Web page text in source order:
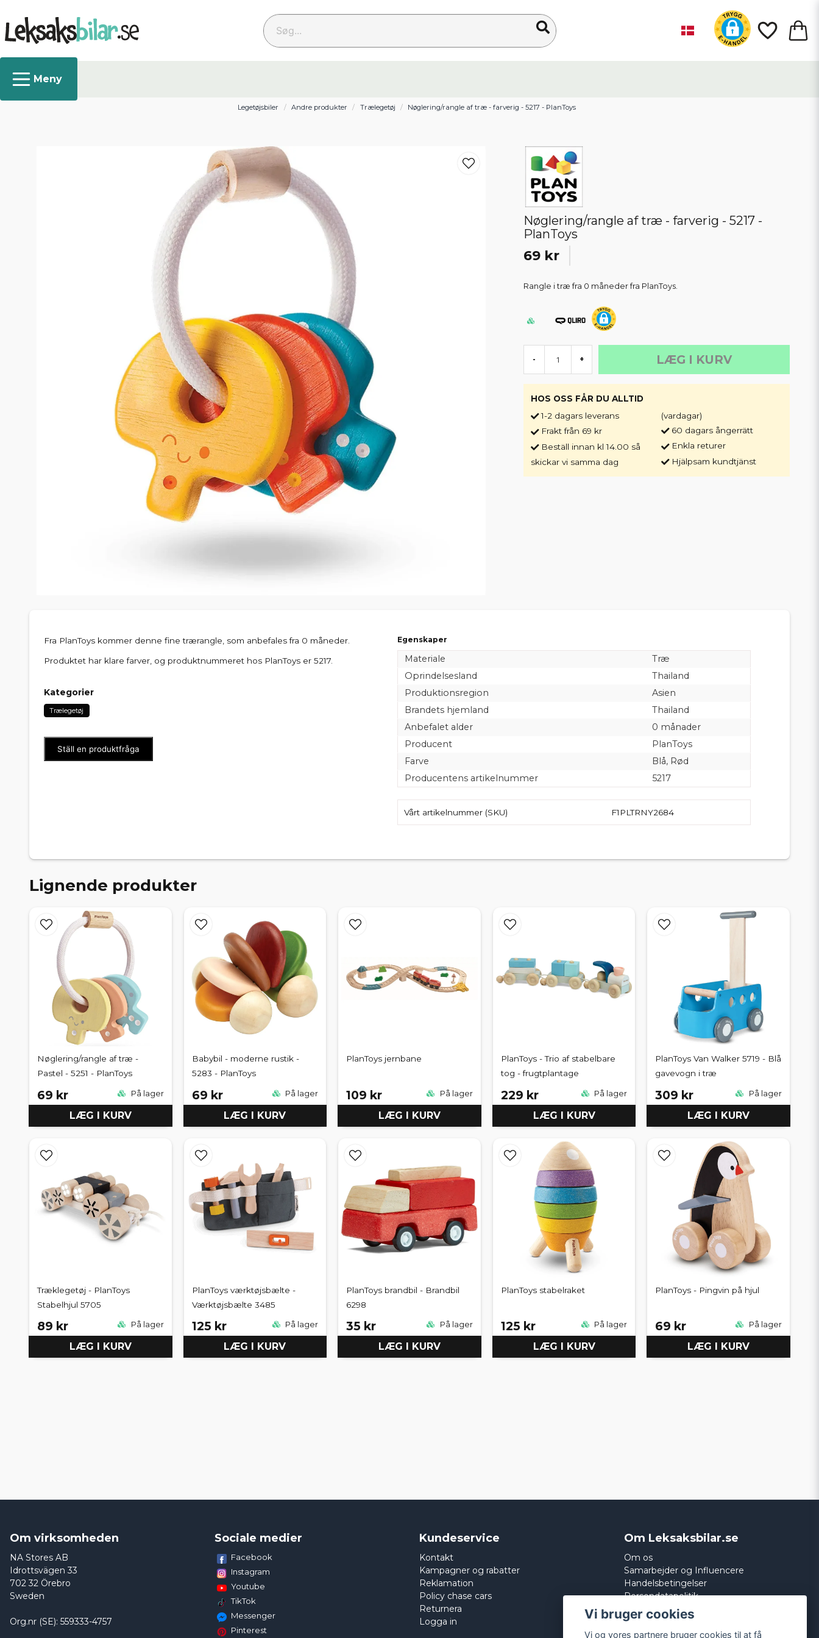
Søg...
Legetøjsbiler Andre produkter Trælegetøj Nøglering/rangle af træ - farverig - 5217 - PlanToys
Nøglering/rangle af træ - farverig - 5217 -
PlanToys
69 kr
Rangle i træ fra 0 måneder fra PlanToys.
- + LÆG I KURV
HOS OSS FÅR DU ALLTID
1-2 dagars leverans
Frakt från 69 kr
Beställ innan kl 14.00 så
skickar vi samma dag
(vardagar)
60 dagars ångerrätt
Enkla returer
Hjälpsam kundtjänst
Fra PlanToys kommer denne fine trærangle, som anbefales fra 0 måneder.
Produktet har klare farver, og produktnummeret hos PlanToys er 5217.
Kategorier
Trælegetøj
Ställ en produktfråga
Egenskaper
Materiale
Træ
Oprindelsesland
Thailand
Produktionsregion
Asien
Brandets hjemland
Thailand
Anbefalet alder
0 månader
Producent
PlanToys
Farve
Blå, Rød
Producentens artikelnummer
5217
Vårt artikelnummer (SKU) F1PLTRNY2684
Lignende produkter
Nøglering/rangle af træ -
Pastel - 5251 - PlanToys
69 kr På lager
LÆG I KURV
Babybil - moderne rustik -
5283 - PlanToys
69 kr På lager
LÆG I KURV
PlanToys jernbane
109 kr På lager
LÆG I KURV
PlanToys - Trio af stabelbare
tog - frugtplantage
229 kr På lager
LÆG I KURV
PlanToys Van Walker 5719 - Blå
gavevogn i træ
309 kr På lager
LÆG I KURV
Træklegetøj - PlanToys
Stabelhjul 5705
89 kr På lager
LÆG I KURV
PlanToys værktøjsbælte -
Værktøjsbælte 3485
125 kr På lager
LÆG I KURV
PlanToys brandbil - Brandbil
6298
35 kr På lager
LÆG I KURV
PlanToys stabelraket
125 kr På lager
LÆG I KURV
PlanToys - Pingvin på hjul
69 kr På lager
LÆG I KURV
Om virksomheden
NA Stores AB
Idrottsvägen 33
702 32 Örebro
Sweden
Org.nr (SE): 559333-4757
Sociale medier
Facebook
Instagram
Youtube
TikTok
Messenger
Pinterest
Kundeservice
Kontakt
Kampagner og rabatter
Reklamation
Policy chase cars
Returnera
Logga in
Om Leksaksbilar.se
Om os
Samarbejder og Influencere
Handelsbetingelser
Persondatapolitik
Cookies
Vi bruger cookies
Vi og vores partnere bruger cookies til at få